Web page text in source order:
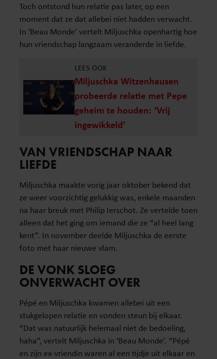
Toch ontstond hun relatie pas later, op een
moment dat ze dat allebei niet hadden verwacht.
In ‘Beau Monde’ vertelt Miljuschka openhartig hoe
hun vriendschap langzaam veranderde in liefde.
LEES OOK
Miljuschka Witzenhausen
probeerde relatie met Pepe
geheim te houden: ‘Vrij
ingewikkeld’
VAN VRIENDSCHAP NAAR
LIEFDE
Miljuschka maakte vorig jaar oktober bekend dat
ze weer voorzichtig gelukkig was, enkele maanden
na haar breuk met Philip Ierschot. Ze vertelde toen
alleen dat het ging om iemand die ze “al heel lang
kent”. In november deelde Miljuschka de eerste
foto met haar nieuwe vlam.
DE VONK SLOEG
ONVERWACHT OVER
Pépé en Miljuschka kwamen allebei uit een
stukgelopen relatie en vonden steun bij elkaar.
“Dat was natuurlijk helemaal niet de bedoeling,
haha”, vertelt Miljuschka in ‘Beau Monde’. “Pépé
en zijn ex-vriendin waren al een tijdje uit elkaar en